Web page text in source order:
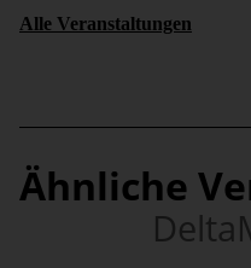
Alle Veranstaltungen
Ähnliche